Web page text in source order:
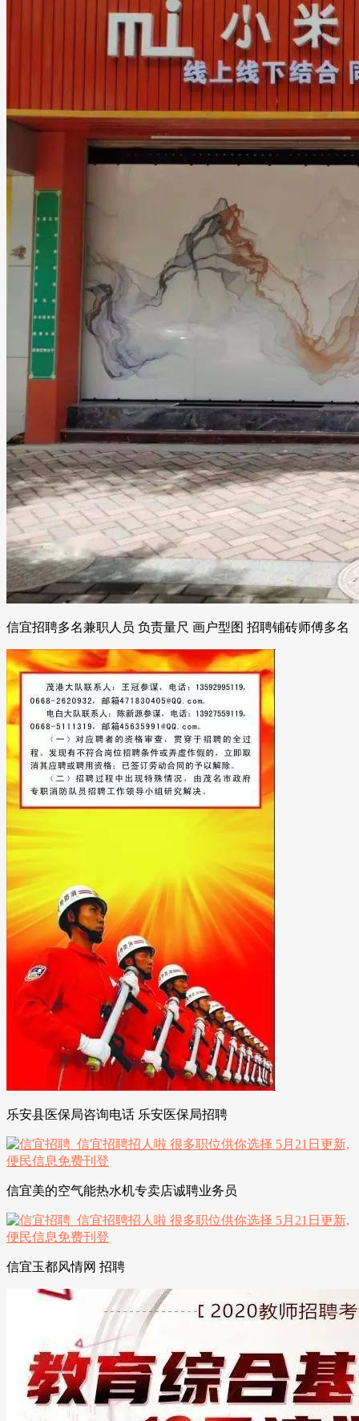
信宜招聘多名兼职人员 负责量尺 画户型图 招聘铺砖师傅多名
乐安县医保局咨询电话 乐安医保局招聘
信宜美的空气能热水机专卖店诚聘业务员
信宜玉都风情网 招聘